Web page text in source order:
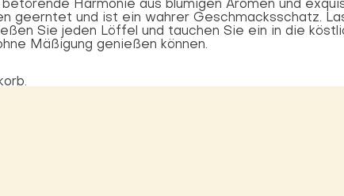
Harmonie aus blumigen Aromen und
geerntet und ist ein wahrer Geschmacksschatz.
Sie jeden Löffel und tauchen Sie ein in die
Mäßigung genießen können.